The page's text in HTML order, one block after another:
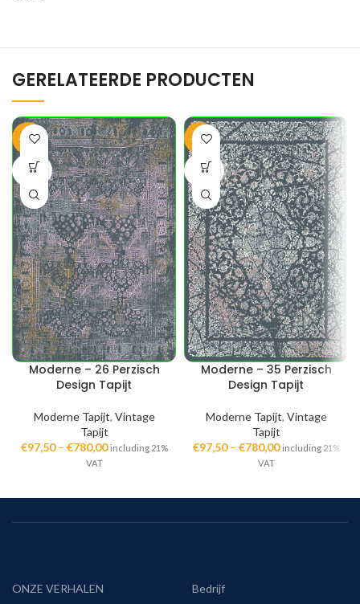
GERELATEERDE PRODUCTEN
-40%
SOLD
OUT
Moderne – 26 Perzisch
Design Tapijt
Moderne Tapijt, Vintage
Tapijt
€97,50– €780,00 including 21%
VAT
-40%
SOLD
OUT
Moderne – 35 Perzisch
Design Tapijt
Moderne Tapijt, Vintage
Tapijt
€97,50– €780,00 including 21%
VAT
ONZE VERHALEN
Bedrijf